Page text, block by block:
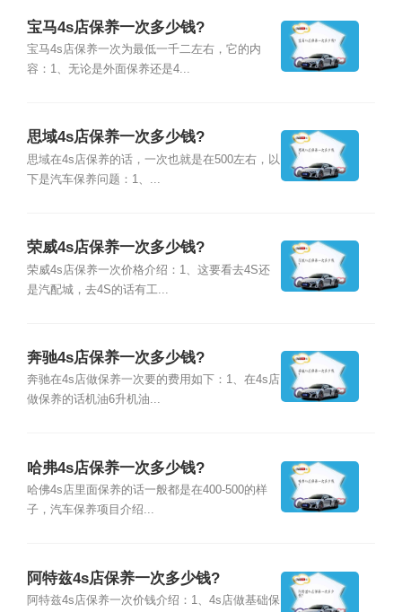
宝马4s店保养一次多少钱?
宝马4s店保养一次为最低一千二左右，它的内
容：1、无论是外面保养还是4...
思域4s店保养一次多少钱?
思域在4s店保养的话，一次也就是在500左右，以
下是汽车保养问题：1、...
荣威4s店保养一次多少钱?
荣威4s店保养一次价格介绍：1、这要看去4S还
是汽配城，去4S的话有工...
奔驰4s店保养一次多少钱?
奔驰在4s店做保养一次要的费用如下：1、在4s店
做保养的话机油6升机油...
哈弗4s店保养一次多少钱?
哈佛4s店里面保养的话一般都是在400-500的样
子，汽车保养项目介绍...
阿特兹4s店保养一次多少钱?
阿特兹4s店保养一次价钱介绍：1、4s店做基础保